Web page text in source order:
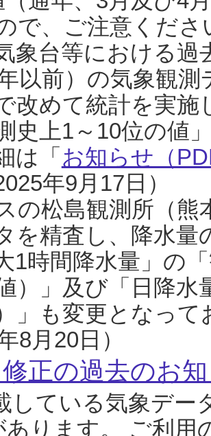
で、ご注意くだ
象台等における過
年以前）の気象観
改めて統計を実
史上1～10位の値
は「 お知らせ（
年9月17日）
の松島観測所（熊
を精査し、降水
1時間降水量」の
）」及び「日降
」も変更となっ
8月20日）
正の過去のお
している気象デー
あります。 ご利用